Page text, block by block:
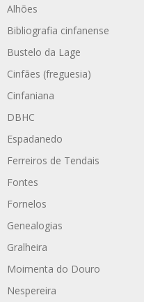
Alhões
Bibliografia cinfanense
Bustelo da Lage
Cinfães (freguesia)
Cinfaniana
DBHC
Espadanedo
Ferreiros de Tendais
Fontes
Fornelos
Genealogias
Gralheira
Moimenta do Douro
Nespereira